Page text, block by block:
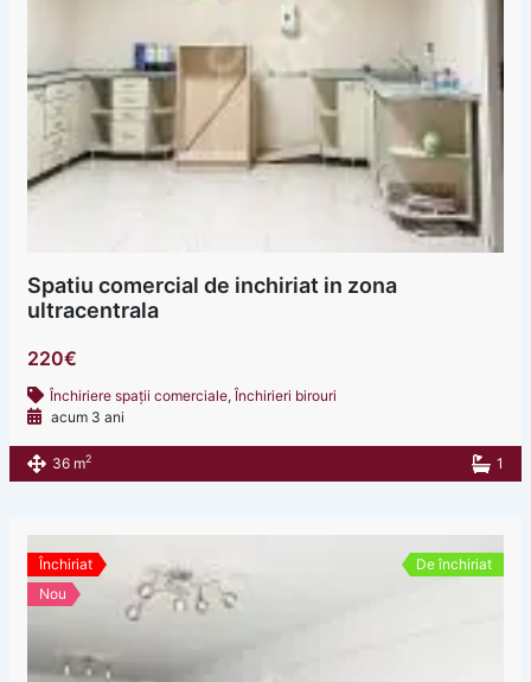
Spatiu comercial de inchiriat in zona
ultracentrala
220€
Închiriere spații comerciale, Închirieri birouri
acum 3 ani
36 m2 1
Închiriat
Nou
De închiriat